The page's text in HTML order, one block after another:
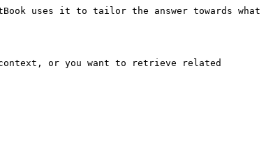
uses it to tailor the answer towards what
or you want to retrieve related